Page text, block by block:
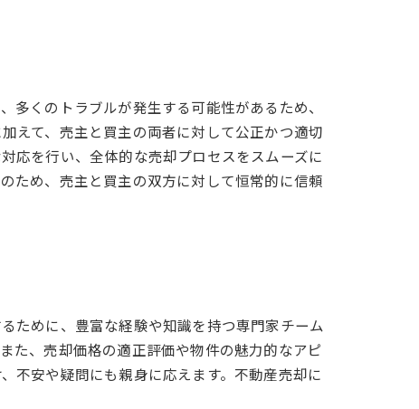
くのトラブルが発生する可能性があるため、
えて、売主と買主の両者に対して公正かつ適切
応を行い、全体的な売却プロセスをスムーズに
ため、売主と買主の双方に対して恒常的に信頼
ために、豊富な経験や知識を持つ専門家チーム
た、売却価格の適正評価や物件の魅力的なアピ
不安や疑問にも親身に応えます。不動産売却に